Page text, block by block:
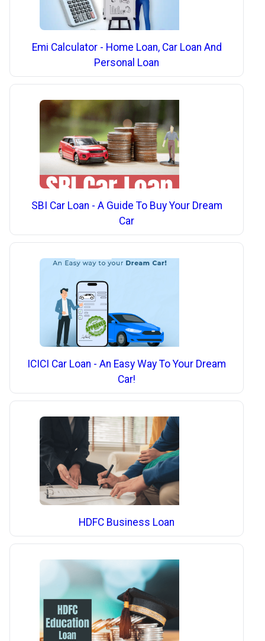
Emi Calculator - Home Loan, Car Loan And
Personal Loan
SBI Car Loan - A Guide To Buy Your Dream
Car
ICICI Car Loan - An Easy Way To Your Dream
Car!
HDFC Business Loan